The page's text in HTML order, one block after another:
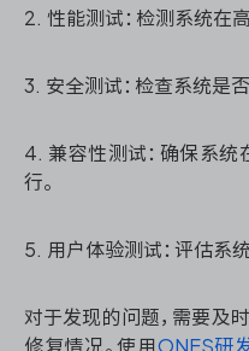
2. 性能测试：检测系统在
3. 安全测试：检查系统是
4. 兼容性测试：确保系
行。
5. 用户体验测试：评估系
对于发现的问题，需要及
修复情况。使用 ONES研